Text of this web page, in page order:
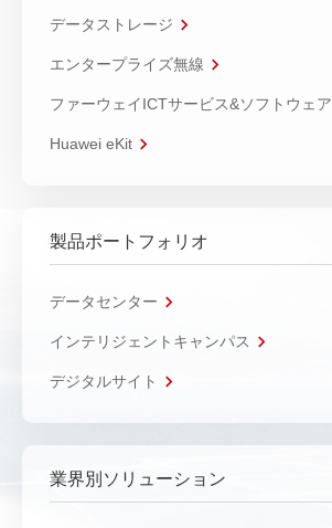
データストレージ
エンタープライズ無線
ファーウェイICTサービス&ソフトウェア
Huawei eKit
製品ポートフォリオ
データセンター
インテリジェントキャンパス
デジタルサイト
業界別ソリューション